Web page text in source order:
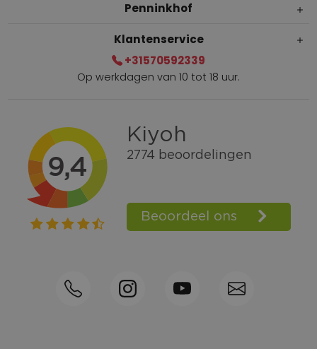
Penninkhof
Gratis verzending vanaf € 100,=
Bel +31570592339
Spaarpunten
Shop the Look
Telefonisch bestellen ook mogelijk
Klantenservice
+31570592339
Op werkdagen van 10 tot 18 uur.